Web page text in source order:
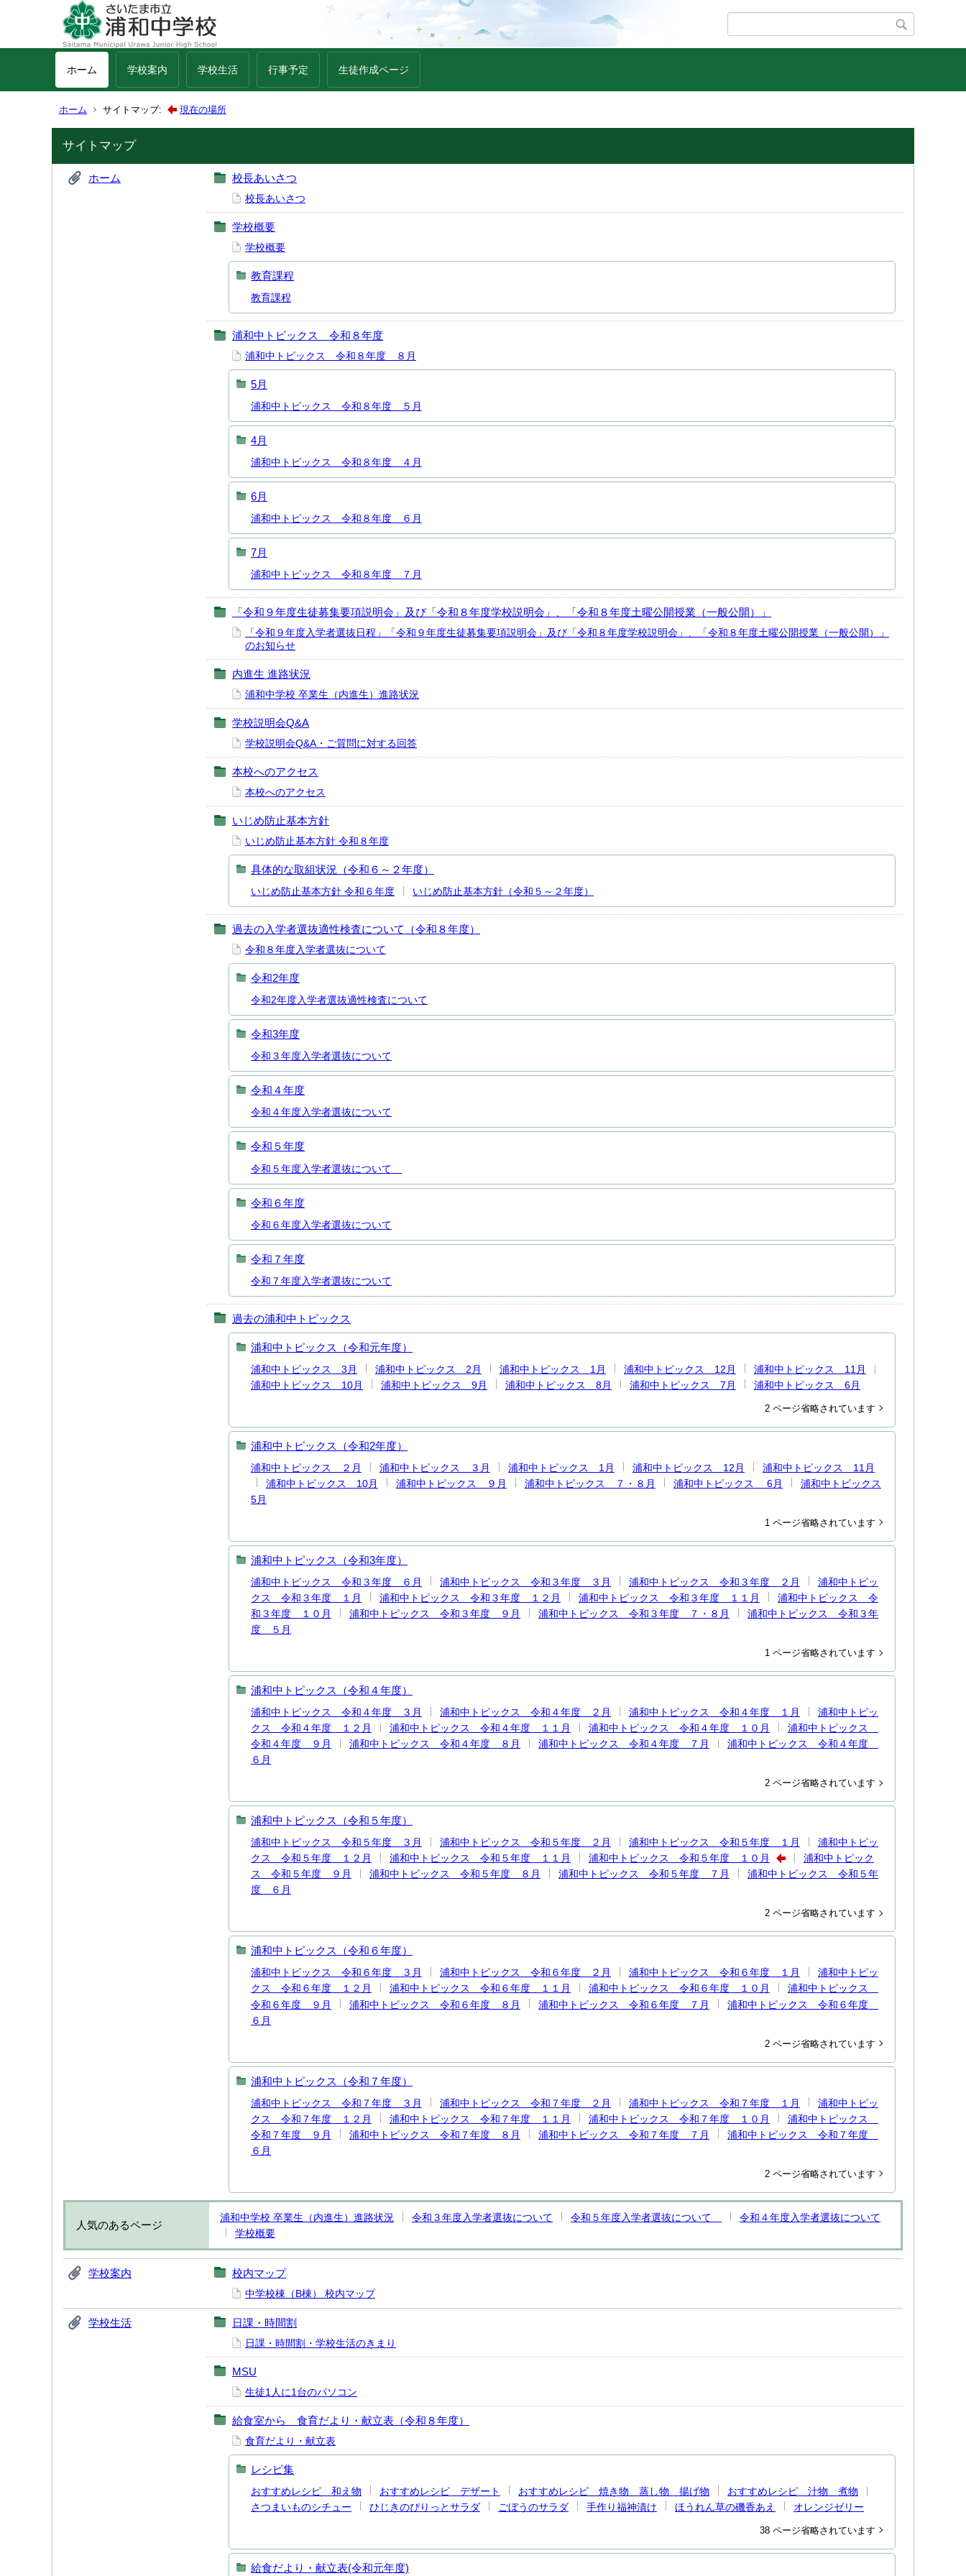
ホーム 学校案内 学校生活 行事予定 生徒作成ページ
ホーム サイトマップ: 現在の場所
サイトマップ
ホーム 校長あいさつ
校長あいさつ
学校概要
学校概要
教育課程
教育課程
浦和中トピックス 令和８年度
浦和中トピックス 令和８年度 ８月
5月
浦和中トピックス 令和８年度 ５月
4月
浦和中トピックス 令和８年度 ４月
6月
浦和中トピックス 令和８年度 ６月
7月
浦和中トピックス 令和８年度 ７月
「令和９年度生徒募集要項説明会」及び「令和８年度学校説明会」、「令和８年度土曜公開授業（一般公開）」
「令和９年度入学者選抜日程」「令和９年度生徒募集要項説明会」及び「令和８年度学校説明会」、「令和８年度土曜公開授業（一般公開）」
のお知らせ
内進生 進路状況
浦和中学校 卒業生（内進生）進路状況
学校説明会Q&A
学校説明会Q&A・ご質問に対する回答
本校へのアクセス
本校へのアクセス
いじめ防止基本方針
いじめ防止基本方針 令和８年度
具体的な取組状況（令和６～２年度）
いじめ防止基本方針 令和６年度 いじめ防止基本方針（令和５～２年度）
過去の入学者選抜適性検査について（令和８年度）
令和８年度入学者選抜について
令和2年度
令和2年度入学者選抜適性検査について
令和3年度
令和３年度入学者選抜について
令和４年度
令和４年度入学者選抜について
令和５年度
令和５年度入学者選抜について
令和６年度
令和６年度入学者選抜について
令和７年度
令和７年度入学者選抜について
過去の浦和中トピックス
浦和中トピックス（令和元年度）
浦和中トピックス 3月 浦和中トピックス 2月 浦和中トピックス 1月 浦和中トピックス 12月
浦和中トピックス 11月
浦和中トピックス 10月
浦和中トピックス 9月 浦和中トピックス 8月 浦和中トピックス 7月 浦和中トピックス 6月
2 ページ省略されています
浦和中トピックス（令和2年度）
浦和中トピックス ２月 浦和中トピックス ３月 浦和中トピックス 1月 浦和中トピックス 12月
浦和中トピックス 11月
浦和中トピックス 10月
浦和中トピックス ９月 浦和中トピックス ７・８月 浦和中トピックス 6月
浦和中トピックス
5月
1 ページ省略されています
浦和中トピックス（令和3年度）
浦和中トピックス 令和３年度 ６月 浦和中トピックス 令和３年度 ３月 浦和中トピックス 令和３年度 ２月
浦和中トピッ
クス 令和３年度 １月
浦和中トピックス 令和３年度 １２月 浦和中トピックス 令和３年度 １１月
浦和中トピックス 令
和３年度 １０月
浦和中トピックス 令和３年度 ９月 浦和中トピックス 令和３年度 ７・８月
浦和中トピックス 令和３年
度 ５月
1 ページ省略されています
浦和中トピックス（令和４年度）
浦和中トピックス 令和４年度 ３月 浦和中トピックス 令和４年度 ２月 浦和中トピックス 令和４年度 １月
浦和中トピッ
クス 令和４年度 １２月
浦和中トピックス 令和４年度 １１月 浦和中トピックス 令和４年度 １０月
浦和中トピックス
令和４年度 ９月
浦和中トピックス 令和４年度 ８月 浦和中トピックス 令和４年度 ７月
浦和中トピックス 令和４年度
６月
2 ページ省略されています
浦和中トピックス（令和５年度）
浦和中トピックス 令和５年度 ３月 浦和中トピックス 令和５年度 ２月 浦和中トピックス 令和５年度 １月
浦和中トピッ
クス 令和５年度 １２月
浦和中トピックス 令和５年度 １１月 浦和中トピックス 令和５年度 １０月
浦和中トピック
ス 令和５年度 ９月
浦和中トピックス 令和５年度 ８月 浦和中トピックス 令和５年度 ７月
浦和中トピックス 令和５年
度 ６月
2 ページ省略されています
浦和中トピックス（令和６年度）
浦和中トピックス 令和６年度 ３月 浦和中トピックス 令和６年度 ２月 浦和中トピックス 令和６年度 １月
浦和中トピッ
クス 令和６年度 １２月
浦和中トピックス 令和６年度 １１月 浦和中トピックス 令和６年度 １０月
浦和中トピックス
令和６年度 ９月
浦和中トピックス 令和６年度 ８月 浦和中トピックス 令和６年度 ７月
浦和中トピックス 令和６年度
６月
2 ページ省略されています
浦和中トピックス（令和７年度）
浦和中トピックス 令和７年度 ３月 浦和中トピックス 令和７年度 ２月 浦和中トピックス 令和７年度 １月
浦和中トピッ
クス 令和７年度 １２月
浦和中トピックス 令和７年度 １１月 浦和中トピックス 令和７年度 １０月
浦和中トピックス
令和７年度 ９月
浦和中トピックス 令和７年度 ８月 浦和中トピックス 令和７年度 ７月
浦和中トピックス 令和７年度
６月
2 ページ省略されています
人気のあるページ
浦和中学校 卒業生（内進生）進路状況 令和３年度入学者選抜について 令和５年度入学者選抜について
令和４年度入学者選抜について
学校概要
学校案内 校内マップ
中学校棟（B棟） 校内マップ
学校生活 日課・時間割
日課・時間割・学校生活のきまり
MSU
生徒1人に1台のパソコン
給食室から 食育だより・献立表（令和８年度）
食育だより・献立表
レシピ集
おすすめレシピ 和え物 おすすめレシピ デザート おすすめレシピ 焼き物 蒸し物 揚げ物
おすすめレシピ 汁物 煮物
さつまいものシチュー
ひじきのぴりっとサラダ ごぼうのサラダ 手作り福神漬け ほうれん草の磯香あえ オレンジゼリー
38 ページ省略されています
給食だより・献立表(令和元年度)